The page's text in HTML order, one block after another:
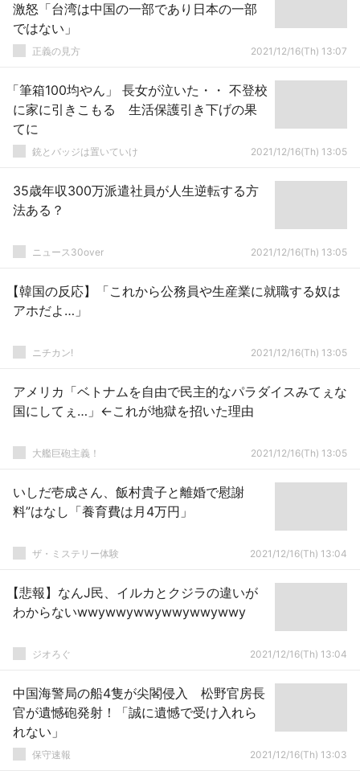
激怒「台湾は中国の一部であり日本の一部
ではない」
正義の見方 2021/12/16(Th) 13:07
「筆箱100均やん」 長女が泣いた・・ 不登校
に家に引きこもる 生活保護引き下げの果
てに
銃とバッジは置いていけ 2021/12/16(Th) 13:05
35歳年収300万派遣社員が人生逆転する方
法ある？
ニュース30over 2021/12/16(Th) 13:05
【韓国の反応】「これから公務員や生産業に就職する奴は
アホだよ…」
ニチカン! 2021/12/16(Th) 13:05
アメリカ「ベトナムを自由で民主的なパラダイスみてぇな
国にしてぇ…」←これが地獄を招いた理由
大艦巨砲主義！ 2021/12/16(Th) 13:05
いしだ壱成さん、飯村貴子と離婚で慰謝
料”はなし「養育費は月4万円」
ザ・ミステリー体験 2021/12/16(Th) 13:04
【悲報】なんJ民、イルカとクジラの違いが
わからないwwywwywwywwywwywwy
ジオろぐ 2021/12/16(Th) 13:04
中国海警局の船4隻が尖閣侵入 松野官房長
官が遺憾砲発射！「誠に遺憾で受け入れら
れない」
保守速報 2021/12/16(Th) 13:03